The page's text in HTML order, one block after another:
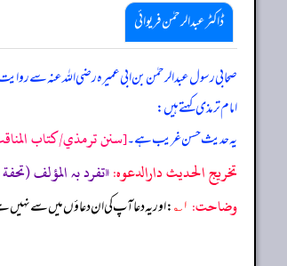
ڈاکٹر عبدالرحمٰن فریوائی
صحابی رسول عبدالرحمٰن بن ابی عمیرہ رضی الله عنہ سے
امام ترمذی کہتے ہیں:
یہ حدیث حسن غریب ہے۔[سنن ترمذي/كتاب
تخریج الحدیث دارالدعوہ:«تفرد بہ المؤلف (تحفة
وضاحت: ۱؎ : اور یہ دعا آپ کی ان دعاؤں میں سے نہیں